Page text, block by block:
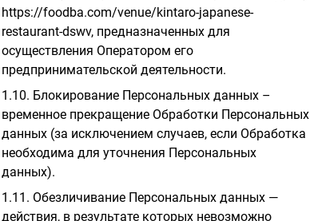
https://foodba.com/venue/kintaro-japanese-
restaurant-dswv, предназначенных для
осуществления Оператором его
предпринимательской деятельности.
1.10. Блокирование Персональных данных –
временное прекращение Обработки Персональных
данных (за исключением случаев, если Обработка
необходима для уточнения Персональных
данных).
1.11. Обезличивание Персональных данных —
действия, в результате которых невозможно